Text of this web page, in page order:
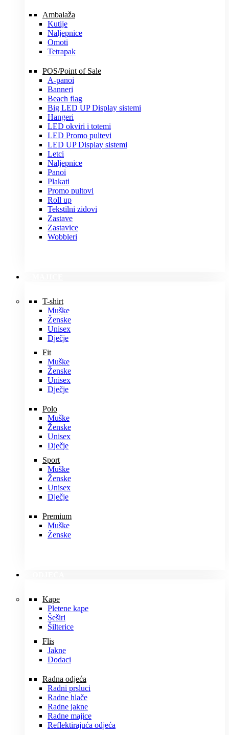
Ambalaža
Kutije
Naljepnice
Omoti
Tetrapak
POS/Point of Sale
A-panoi
Banneri
Beach flag
Big LED UP Display sistemi
Hangeri
LED okviri i totemi
LED Promo pultevi
LED UP Display sistemi
Letci
Naljepnice
Panoi
Plakati
Promo pultovi
Roll up
Tekstilni zidovi
Zastave
Zastavice
Wobbleri
T-shirt
Muške
Ženske
Unisex
Dječje
Fit
Muške
Ženske
Unisex
Dječje
Polo
Muške
Ženske
Unisex
Dječje
Sport
Muške
Ženske
Unisex
Dječje
Premium
Muške
Ženske
Kape
Pletene kape
Šeširi
Šilterice
Flis
Jakne
Dodaci
Radna odjeća
Radni prsluci
Radne hlače
Radne jakne
Radne majice
Reflektirajuća odjeća